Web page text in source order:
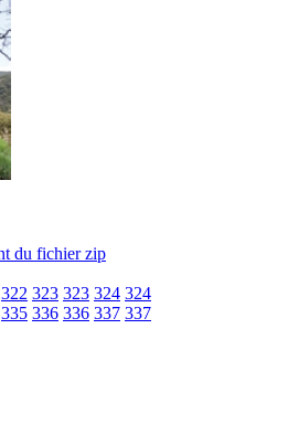
322 323 323 324 324
335 336 336 337 337